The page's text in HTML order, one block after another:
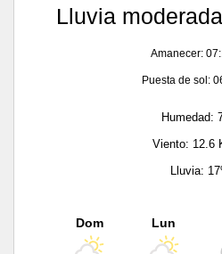
Lluvia
Amanecer:
Puesta de sol:
Humedad:
Viento: 12.6
Lluvia:
Dom Lun